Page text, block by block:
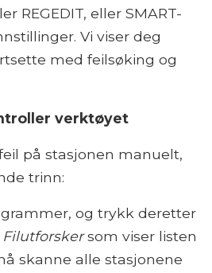
REGEDIT, eller SMART-
Vi viser deg
med feilsøking og
verktøyet
på stasjonen manuelt,
trinn:
og trykk deretter
Filutforskersom viser listen
skanne alle stasjonene